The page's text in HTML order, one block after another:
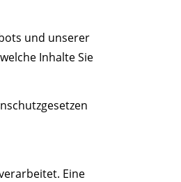
und unserer
Inhalte Sie
Eine